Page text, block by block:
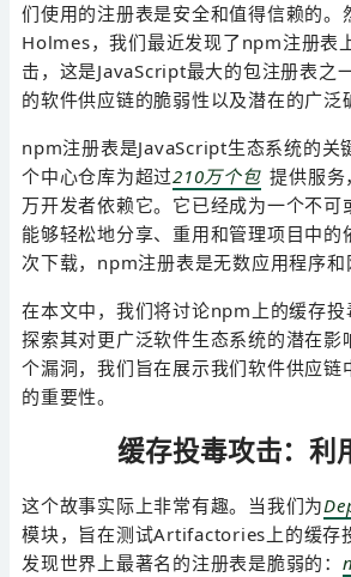
们使用的注册表是安全和值得信赖的
Holmes，我们最近发现了npm注册表
击，这是JavaScript最大的包注册表之
的软件供应链的脆弱性以及潜在的广泛
npm注册表是JavaScript生态系统的关
个中心仓库为超过210万个包提供服务
万开发者依赖它。它已经成为一个不可
能够轻松地分享、重用和管理项目中的
次下载，npm注册表是无数应用程序和
在本文中，我们将讨论npm上的缓存
探索其对更广泛软件生态系统的潜在影
个漏洞，我们旨在展示我们软件供应链
的重要性。
缓存投毒攻击：利
这个故事实际上非常有趣。当我们为
模块，旨在测试Artifactories上的缓存
发现世界上最著名的注册表是脆弱的：